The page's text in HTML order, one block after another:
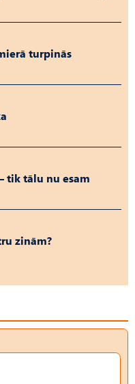
turpinās
tik tālu nu esam
zinām?